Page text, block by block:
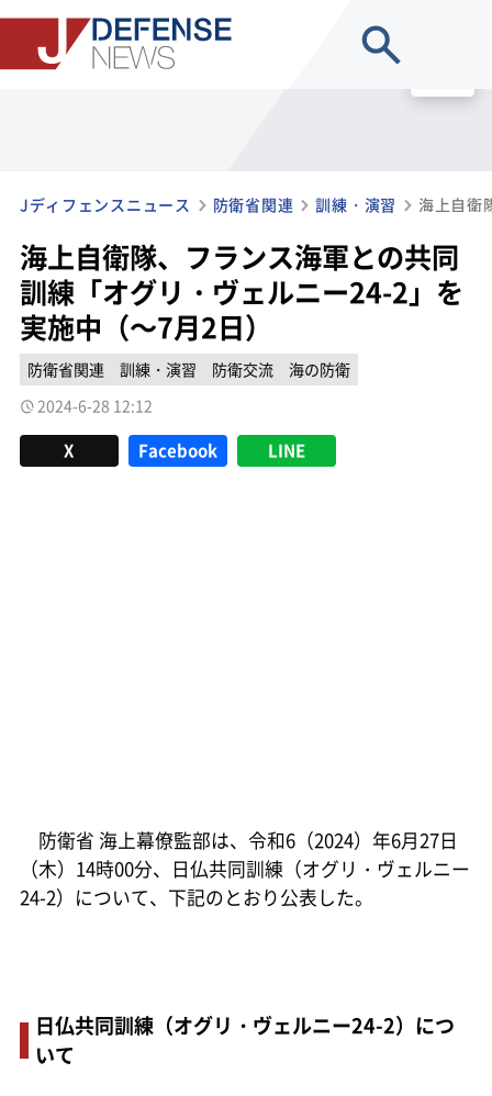
Jディフェンスニュース 防衛省関連 訓練・演習
海上自衛隊、フランス海軍との共同
訓練「オグリ・ヴェルニー24-2」を
実施中（～7月2日）
防衛省関連 訓練・演習 防衛交流
海の防衛
2024-6-28 12:12
X Facebook LINE
防衛省 海上幕僚監部は、令和6（2024）年6月27日
（木）14時00分、日仏共同訓練（オグリ・ヴェルニー
24-2）について、下記のとおり公表した。
日仏共同訓練（オグリ・ヴェルニー24-2）につ
いて